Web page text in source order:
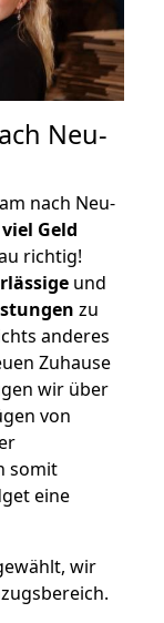
Neu-
nach Neu-
viel Geld
richtig!
und
zu
anderes
Zuhause
wir über
von
somit
eine
wir